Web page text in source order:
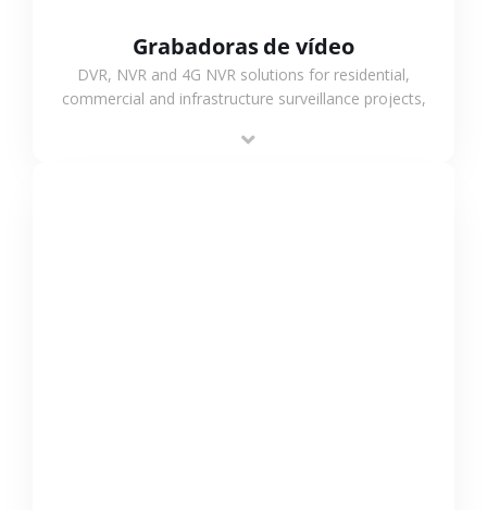
Grabadoras de vídeo
DVR, NVR and 4G NVR solutions for residential,
commercial and infrastructure surveillance projects,